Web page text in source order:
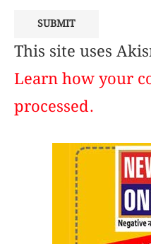
This site uses
Learn how your
processed.